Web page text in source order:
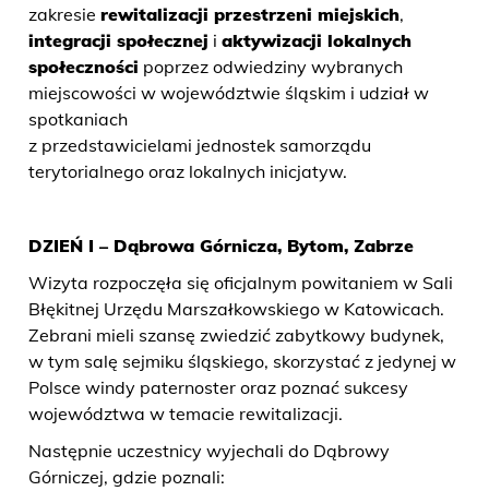
zakresierewitalizacji przestrzeni miejskich,
integracji społecznej iaktywizacji lokalnych
społeczności poprzez odwiedziny wybranych
miejscowości w województwie śląskim i udział w
spotkaniach
z przedstawicielami jednostek samorządu
terytorialnego oraz lokalnych inicjatyw.
DZIEŃ I – Dąbrowa Górnicza, Bytom, Zabrze
Wizyta rozpoczęła się oficjalnym powitaniem w Sali
Błękitnej Urzędu Marszałkowskiego w Katowicach.
Zebrani mieli szansę zwiedzić zabytkowy budynek,
w tym salę sejmiku śląskiego, skorzystać z jedynej w
Polsce windy paternoster oraz poznać sukcesy
województwa w temacie rewitalizacji.
Następnie uczestnicy wyjechali do Dąbrowy
Górniczej, gdzie poznali: